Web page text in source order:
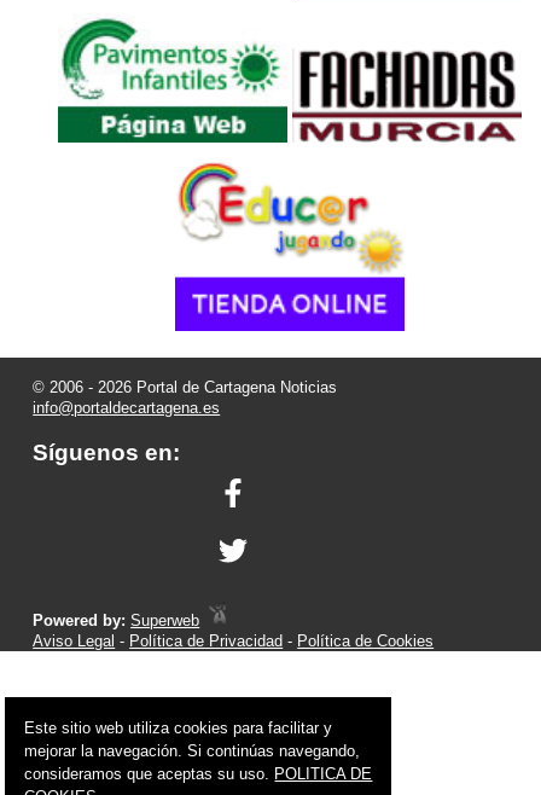
© 2006 - 2026 Portal de Cartagena Noticias
info@portaldecartagena.es
Síguenos en:
Powered by:Superweb
Aviso Legal - Política de Privacidad - Política de Cookies
Este sitio web utiliza cookies para facilitar y
mejorar la navegación. Si continúas navegando,
consideramos que aceptas su uso. POLITICA DE